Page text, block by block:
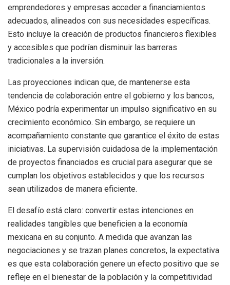
emprendedores y empresas acceder a financiamientos
adecuados, alineados con sus necesidades específicas.
Esto incluye la creación de productos financieros flexibles
y accesibles que podrían disminuir las barreras
tradicionales a la inversión.
Las proyecciones indican que, de mantenerse esta
tendencia de colaboración entre el gobierno y los bancos,
México podría experimentar un impulso significativo en su
crecimiento económico. Sin embargo, se requiere un
acompañamiento constante que garantice el éxito de estas
iniciativas. La supervisión cuidadosa de la implementación
de proyectos financiados es crucial para asegurar que se
cumplan los objetivos establecidos y que los recursos
sean utilizados de manera eficiente.
El desafío está claro: convertir estas intenciones en
realidades tangibles que beneficien a la economía
mexicana en su conjunto. A medida que avanzan las
negociaciones y se trazan planes concretos, la expectativa
es que esta colaboración genere un efecto positivo que se
refleje en el bienestar de la población y la competitividad